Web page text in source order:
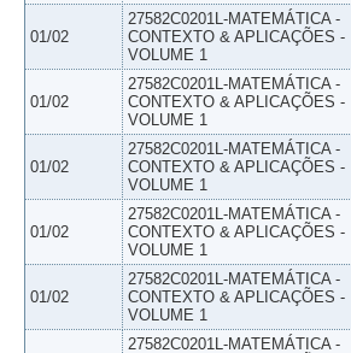
01/02
27582C0201L-MATEMÁTICA -
CONTEXTO & APLICAÇÕES -
VOLUME 1
01/02
27582C0201L-MATEMÁTICA -
CONTEXTO & APLICAÇÕES -
VOLUME 1
01/02
27582C0201L-MATEMÁTICA -
CONTEXTO & APLICAÇÕES -
VOLUME 1
01/02
27582C0201L-MATEMÁTICA -
CONTEXTO & APLICAÇÕES -
VOLUME 1
01/02
27582C0201L-MATEMÁTICA -
CONTEXTO & APLICAÇÕES -
VOLUME 1
27582C0201L-MATEMÁTICA -